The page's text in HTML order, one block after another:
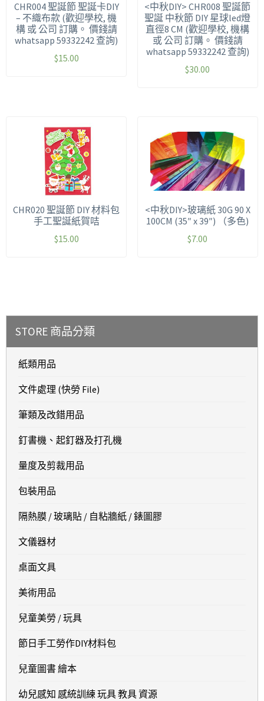
CHR004 聖誕節 聖誕卡DIY
– 不織布款 (歡迎學校, 機
構 或 公司 訂購。 價錢請
whatsapp 59332242 查詢)
$15.00
<中秋DIY> CHR008 聖誕節
聖誕 中秋節 DIY 星球led燈
直徑8 CM (歡迎學校, 機構
或 公司 訂購。 價錢請
whatsapp 59332242 查詢)
$30.00
CHR020 聖誕節 DIY 材料包
手工聖誕紙賀咭
$15.00
<中秋DIY>玻璃紙 30G 90 X
100CM (35″ x 39″) （多色)
$7.00
STORE 商品分類
紙類用品
文件處理 (快勞 File)
筆類及改錯用品
釘書機、起釘器及打孔機
量度及剪裁用品
包裝用品
隔熱膜 / 玻璃貼 / 自粘牆紙 / 錶圖膠
文儀器材
桌面文具
美術用品
兒童美勞 / 玩具
節日手工勞作DIY材料包
兒童圖書 繪本
幼兒感知 感統訓練 玩具 教具 資源